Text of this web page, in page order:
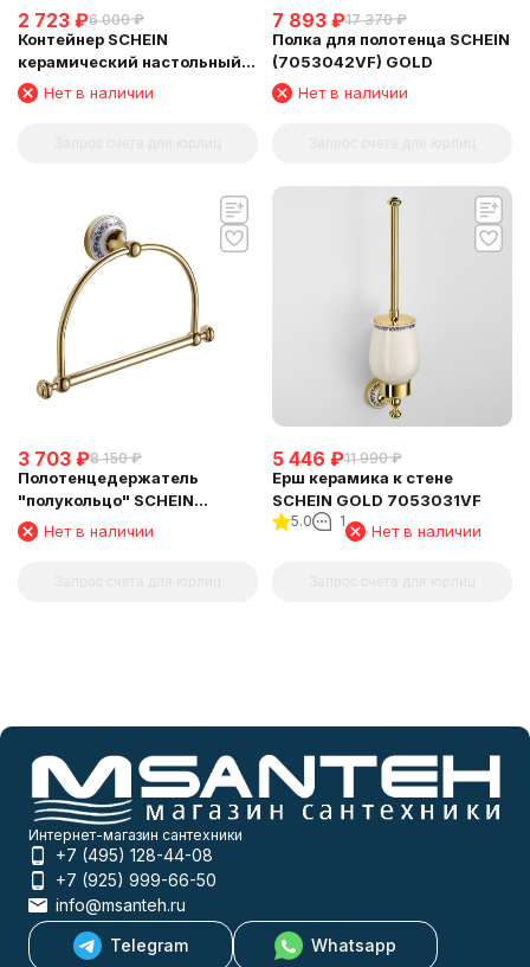
2 723 ₽6 000 ₽
Контейнер SCHEIN
керамический настольный
GOLD (7053057VF)
Нет в наличии
7 893 ₽17 370 ₽
Полка для полотенца SCHEIN
(7053042VF) GOLD
Нет в наличии
3 703 ₽8 150 ₽
Полотенцедержатель
"полукольцо" SCHEIN
(7053025VF) GOLD
Нет в наличии
5 446 ₽11 990 ₽
Ерш керамика к стене
SCHEIN GOLD 7053031VF
5.0 1
Нет в наличии
Интернет-магазин сантехники
+7 (495) 128-44-08
+7 (925) 999-66-50
info@msanteh.ru
Telegram
Whatsapp